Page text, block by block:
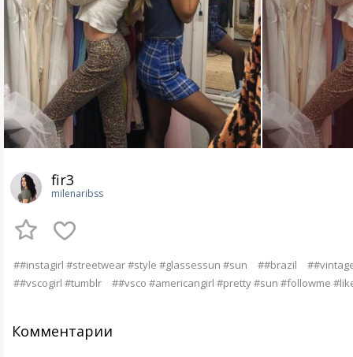
fir3
milenaribss
##instagirl #streetwear #style #glassessun #sun ##brazil
##vscogirl #tumblr
##vsco #americangirl #pretty #sun #followme
Комментарии